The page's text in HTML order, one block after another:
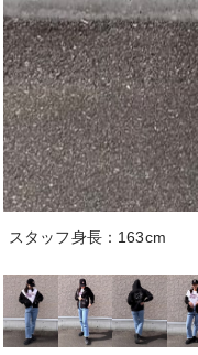
スタッフ身長：163cm